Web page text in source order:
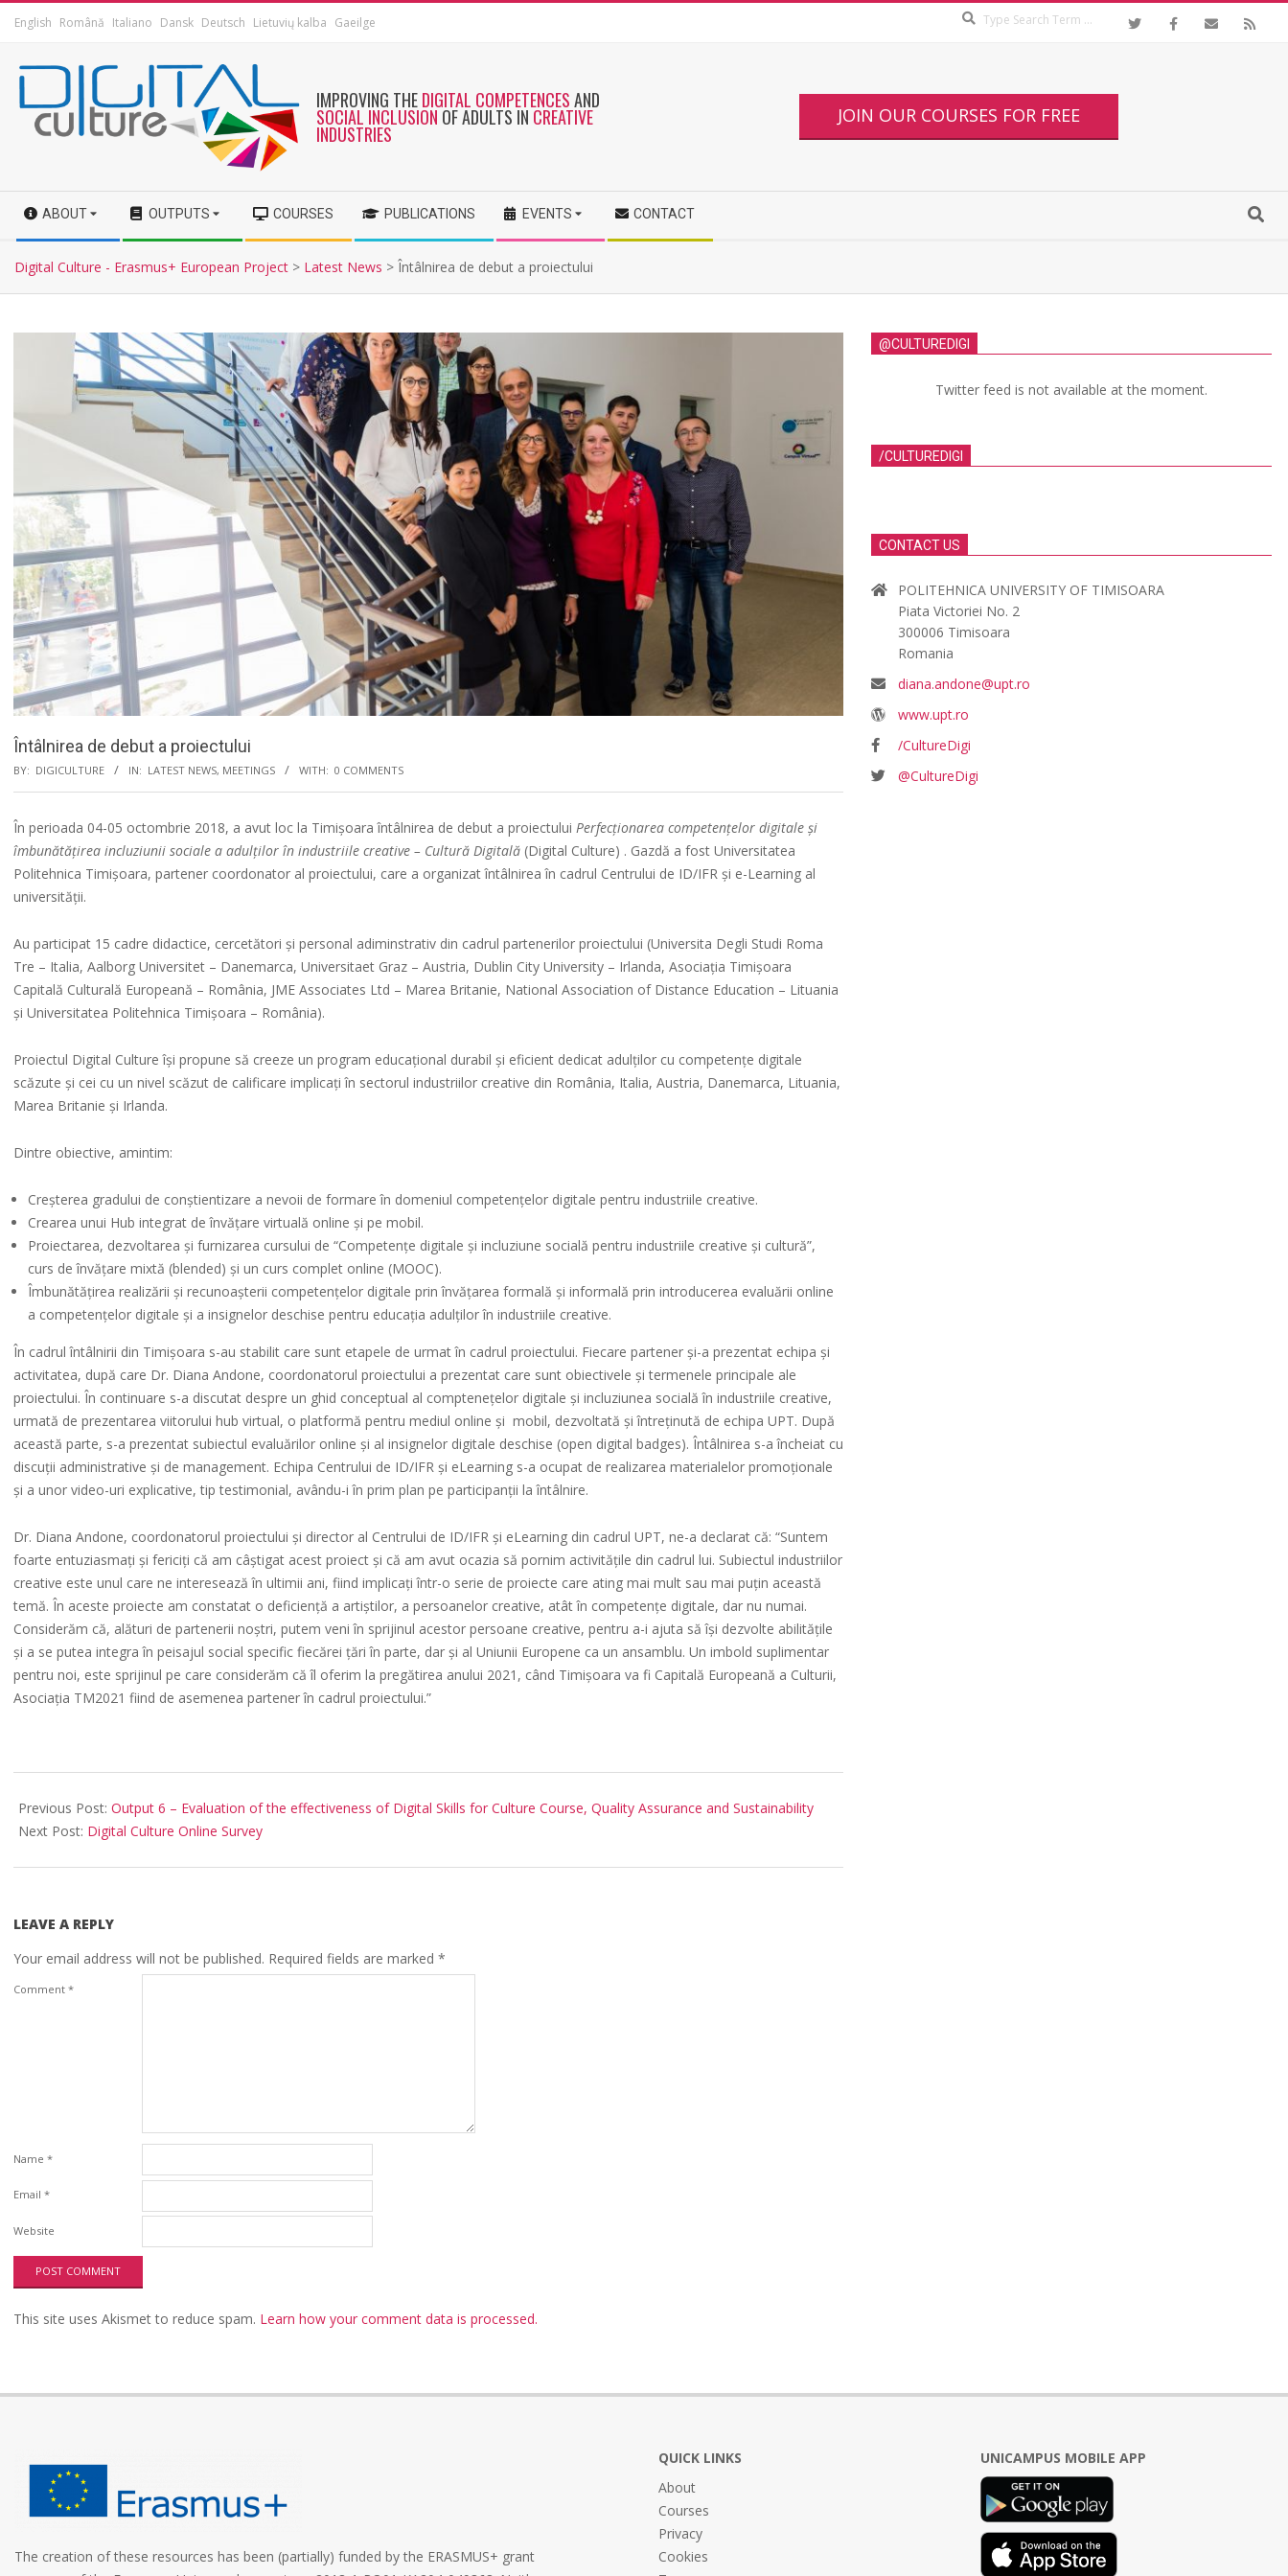
English Română Italiano Dansk Deutsch Lietuvių kalba Gaeilge
IMPROVING THEDIGITAL COMPETENCESAND
SOCIAL INCLUSION OF ADULTS IN CREATIVE
INDUSTRIES
JOIN OUR COURSES FOR FREE
ABOUT OUTPUTS COURSES PUBLICATIONS EVENTS CONTACT
Digital Culture - Erasmus+ European Project > Latest News > Întâlnirea de debut a proiectului
Întâlnirea de debut a proiectului
BY: DIGICULTURE IN: LATEST NEWS, MEETINGS WITH: 0 COMMENTS
În perioada 04-05 octombrie 2018, a avut loc la Timișoara întâlnirea de debut a proiectului Perfecționarea competențelor digitale și
îmbunătățirea incluziunii sociale a adulților în industriile creative – Cultură Digitală (Digital Culture) . Gazdă a fost Universitatea
Politehnica Timișoara, partener coordonator al proiectului, care a organizat întâlnirea în cadrul Centrului de ID/IFR și e-Learning al
universității.
Au participat 15 cadre didactice, cercetători și personal adiminstrativ din cadrul partenerilor proiectului (Universita Degli Studi Roma
Tre – Italia, Aalborg Universitet – Danemarca, Universitaet Graz – Austria, Dublin City University – Irlanda, Asociația Timișoara
Capitală Culturală Europeană – România, JME Associates Ltd – Marea Britanie, National Association of Distance Education – Lituania
și Universitatea Politehnica Timișoara – România).
Proiectul Digital Culture își propune să creeze un program educațional durabil și eficient dedicat adulților cu competențe digitale
scăzute și cei cu un nivel scăzut de calificare implicați în sectorul industriilor creative din România, Italia, Austria, Danemarca, Lituania,
Marea Britanie și Irlanda.
Dintre obiective, amintim:
Creșterea gradului de conștientizare a nevoii de formare în domeniul competențelor digitale pentru industriile creative.
Crearea unui Hub integrat de învățare virtuală online și pe mobil.
Proiectarea, dezvoltarea și furnizarea cursului de “Competențe digitale și incluziune socială pentru industriile creative și cultură”,
curs de învățare mixtă (blended) și un curs complet online (MOOC).
Îmbunătățirea realizării și recunoașterii competențelor digitale prin învățarea formală și informală prin introducerea evaluării online
a competențelor digitale și a insignelor deschise pentru educația adulților în industriile creative.
În cadrul întâlnirii din Timișoara s-au stabilit care sunt etapele de urmat în cadrul proiectului. Fiecare partener și-a prezentat echipa și
activitatea, după care Dr. Diana Andone, coordonatorul proiectului a prezentat care sunt obiectivele și termenele principale ale
proiectului. În continuare s-a discutat despre un ghid conceptual al comptenețelor digitale și incluziunea socială în industriile creative,
urmată de prezentarea viitorului hub virtual, o platformă pentru mediul online și mobil, dezvoltată și întreținută de echipa UPT. După
această parte, s-a prezentat subiectul evaluărilor online și al insignelor digitale deschise (open digital badges). Întâlnirea s-a încheiat cu
discuții administrative și de management. Echipa Centrului de ID/IFR și eLearning s-a ocupat de realizarea materialelor promoționale
și a unor video-uri explicative, tip testimonial, avându-i în prim plan pe participanții la întâlnire.
Dr. Diana Andone, coordonatorul proiectului și director al Centrului de ID/IFR și eLearning din cadrul UPT, ne-a declarat că: “Suntem
foarte entuziasmați și fericiți că am câștigat acest proiect și că am avut ocazia să pornim activitățile din cadrul lui. Subiectul industriilor
creative este unul care ne interesează în ultimii ani, fiind implicați într-o serie de proiecte care ating mai mult sau mai puțin această
temă. În aceste proiecte am constatat o deficiență a artiștilor, a persoanelor creative, atât în competențe digitale, dar nu numai.
Considerăm că, alături de partenerii noștri, putem veni în sprijinul acestor persoane creative, pentru a-i ajuta să își dezvolte abilitățile
și a se putea integra în peisajul social specific fiecărei țări în parte, dar și al Uniunii Europene ca un ansamblu. Un imbold suplimentar
pentru noi, este sprijinul pe care considerăm că îl oferim la pregătirea anului 2021, când Timișoara va fi Capitală Europeană a Culturii,
Asociația TM2021 fiind de asemenea partener în cadrul proiectului.”
Previous Post: Output 6 – Evaluation of the effectiveness of Digital Skills for Culture Course, Quality Assurance and Sustainability
Next Post: Digital Culture Online Survey
LEAVE A REPLY
Your email address will not be published. Required fields are marked *
Comment *
Name *
Email *
Website
This site uses Akismet to reduce spam. Learn how your comment data is processed.
@CULTUREDIGI
Twitter feed is not available at the moment.
/CULTUREDIGI
CONTACT US
POLITEHNICA UNIVERSITY OF TIMISOARA
Piata Victoriei No. 2
300006 Timisoara
Romania
diana.andone@upt.ro
www.upt.ro
/CultureDigi
@CultureDigi
The creation of these resources has been (partially) funded by the ERASMUS+ grant
QUICK LINKS
About
Courses
Privacy
Cookies
UNICAMPUS MOBILE APP